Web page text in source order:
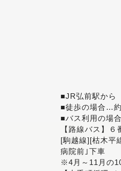
■JR弘前駅から
■徒歩の場合…
■バス利用の場
【路線バス】６
[駒越線][枯木平
病院前｣下車
※4月～11月の